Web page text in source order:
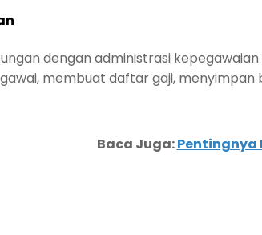
dengan administrasi
membuat daftar gaji, menyimpan
Baca Juga:Pentingnya